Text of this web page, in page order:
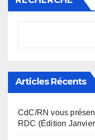
Articles Récents
CdC/RN vous
RDC (Édition